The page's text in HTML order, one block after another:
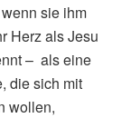
sie ihm
Herz als Jesu
– als eine
die sich mit
wollen,